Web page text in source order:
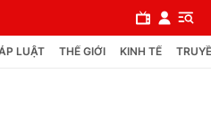
LUẬT THẾ GIỚI KINH TẾ